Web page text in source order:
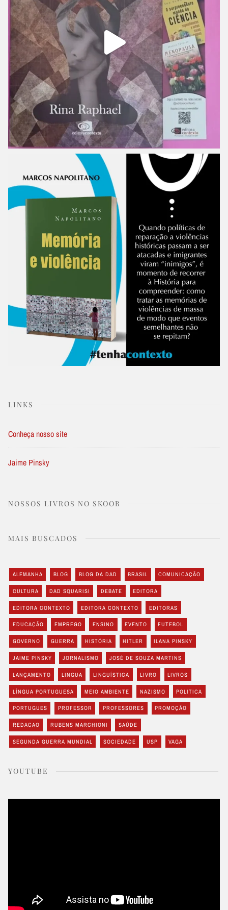
LINKS
Conheça nosso site
Jaime Pinsky
NOSSOS LIVROS NO SKOOB
MAIS BUSCADOS
ALEMANHA BLOG BLOG DA DAD BRASIL COMUNICAÇÃO
CULTURA DAD SQUARISI DEBATE EDITORA
EDITORA CONTEXTO EDITORA CONTEXTO EDITORAS
EDUCAÇÃO EMPREGO ENSINO EVENTO FUTEBOL
GOVERNO GUERRA HISTÓRIA HITLER ILANA PINSKY
JAIME PINSKY JORNALISMO JOSÉ DE SOUZA MARTINS
LANÇAMENTO LINGUA LINGUÍSTICA LIVRO LIVROS
LÍNGUA PORTUGUESA MEIO AMBIENTE NAZISMO POLITICA
PORTUGUES PROFESSOR PROFESSORES PROMOÇÃO
REDACAO RUBENS MARCHIONI SAÚDE
SEGUNDA GUERRA MUNDIAL SOCIEDADE USP VAGA
YOUTUBE